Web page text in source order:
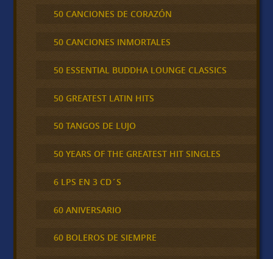
50 CANCIONES DE CORAZÓN
50 CANCIONES INMORTALES
50 ESSENTIAL BUDDHA LOUNGE CLASSICS
50 GREATEST LATIN HITS
50 TANGOS DE LUJO
50 YEARS OF THE GREATEST HIT SINGLES
6 LPS EN 3 CD´S
60 ANIVERSARIO
60 BOLEROS DE SIEMPRE